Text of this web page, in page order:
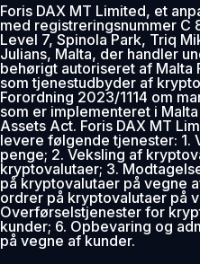
Foris DAX MT Limited, et
med registreringsnummer C
Level 7, Spinola Park, Triq
Julians, Malta, der handler
behørigt autoriseret af Malta
som tjenestudbyder af
Forordning 2023/1114 om
som er implementeret i
Assets Act. Foris DAX MT
levere følgende tjenester: 1.
penge; 2. Veksling af
kryptovalutaer; 3.
på kryptovalutaer på vegne
ordrer på kryptovalutaer på
Overførselstjenester for
kunder; 6. Opbevaring og
på vegne af kunder.